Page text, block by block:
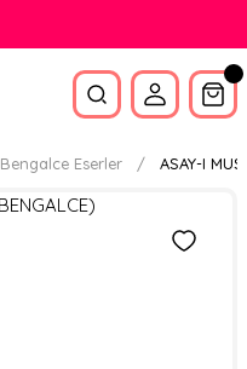
Bengalce Eserler ASAY-I